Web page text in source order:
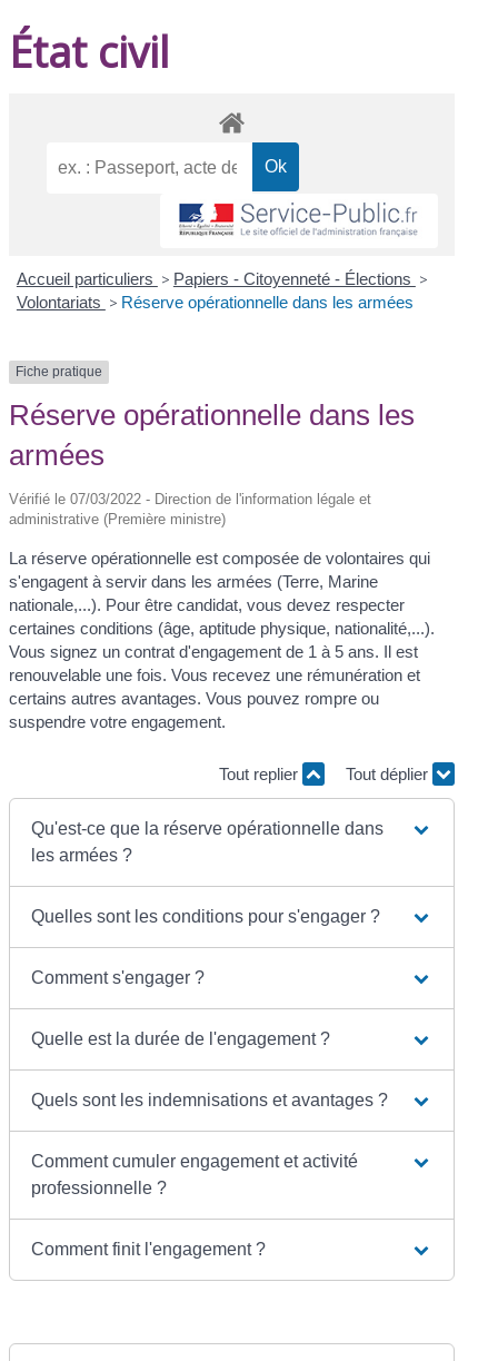
État civil
Accueil particuliers > Papiers - Citoyenneté - Élections >
Volontariats > Réserve opérationnelle dans les armées
Fiche pratique
Réserve opérationnelle dans les
armées
Vérifié le 07/03/2022 - Direction de l'information légale et
administrative (Première ministre)
La réserve opérationnelle est composée de volontaires qui
s'engagent à servir dans les armées (Terre, Marine
nationale,...). Pour être candidat, vous devez respecter
certaines conditions (âge, aptitude physique, nationalité,...).
Vous signez un contrat d'engagement de 1 à 5 ans. Il est
renouvelable une fois. Vous recevez une rémunération et
certains autres avantages. Vous pouvez rompre ou
suspendre votre engagement.
Tout replier Tout déplier
Qu'est-ce que la réserve opérationnelle dans
les armées ?
Quelles sont les conditions pour s'engager ?
Comment s'engager ?
Quelle est la durée de l'engagement ?
Quels sont les indemnisations et avantages ?
Comment cumuler engagement et activité
professionnelle ?
Comment finit l'engagement ?